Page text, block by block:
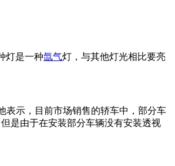
灯是一种氙气灯，与其他灯光相比要亮
表示，目前市场销售的轿车中，部分车
是由于在安装部分车辆没有安装透视